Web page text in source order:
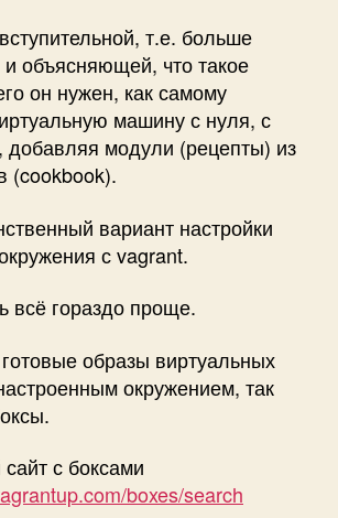
т.е. больше
и объясняющей, что такое
он нужен, как самому
машину с нуля, с
модули (рецепты) из
(cookbook).
вариант настройки
с vagrant.
всё гораздо проще.
образы виртуальных
окружением, так
с боксами
boxes/search